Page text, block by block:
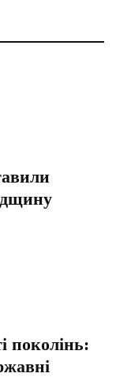
поколінь: